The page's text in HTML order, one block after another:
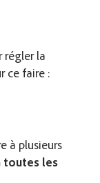
régler la
ce faire :
à plusieurs
toutes les